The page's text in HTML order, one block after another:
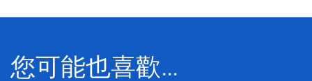
您可能也喜歡…